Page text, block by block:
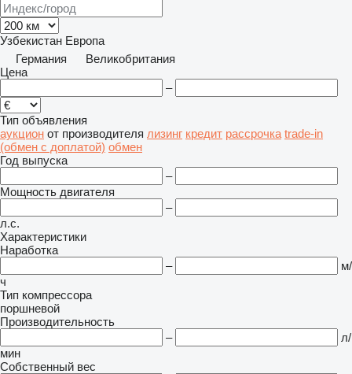
Узбекистан Европа
Германия
Великобритания
Цена
–
Тип объявления
аукцион от производителя лизинг кредит рассрочка trade-in
(обмен с доплатой) обмен
Год выпуска
–
Мощность двигателя
–
л.с.
Характеристики
Наработка
–
м/
ч
Тип компрессора
поршневой
Производительность
–
л/
мин
Собственный вес